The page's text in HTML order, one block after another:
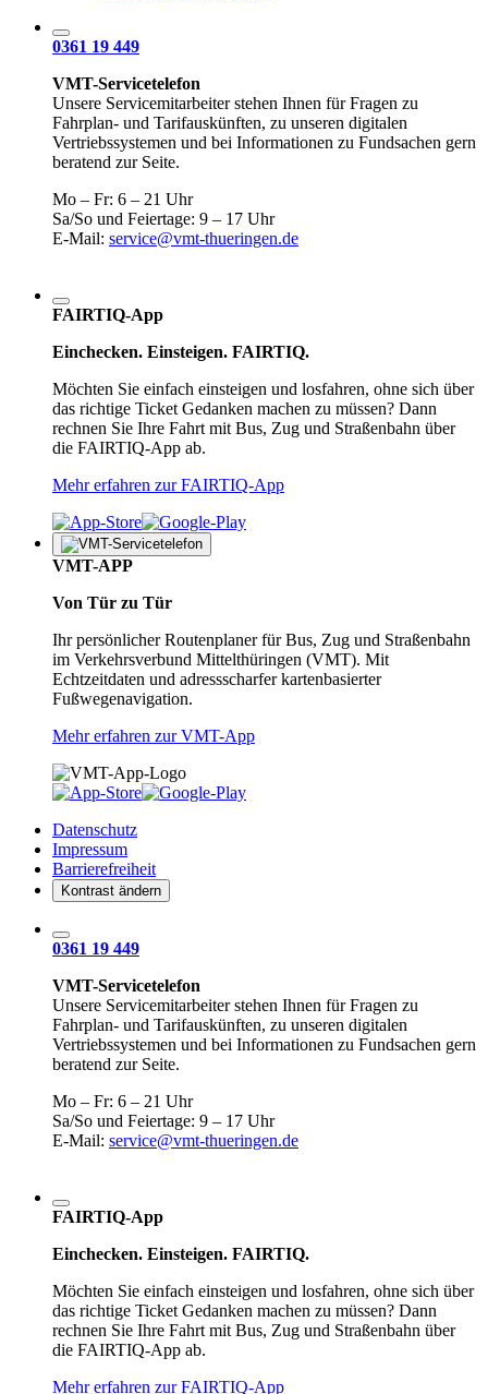
0361 19 449
VMT-Servicetelefon
Unsere Servicemitarbeiter stehen Ihnen für Fragen zu
Fahrplan- und Tarifauskünften, zu unseren digitalen
Vertriebssystemen und bei Informationen zu Fundsachen gern
beratend zur Seite.
Mo – Fr: 6 – 21 Uhr
Sa/So und Feiertage: 9 – 17 Uhr
E-Mail: service@vmt-thueringen.de
FAIRTIQ-App
Einchecken. Einsteigen. FAIRTIQ.
Möchten Sie einfach einsteigen und losfahren, ohne sich über
das richtige Ticket Gedanken machen zu müssen? Dann
rechnen Sie Ihre Fahrt mit Bus, Zug und Straßenbahn über
die FAIRTIQ-App ab.
Mehr erfahren zur FAIRTIQ-App
VMT-APP
Von Tür zu Tür
Ihr persönlicher Routenplaner für Bus, Zug und Straßenbahn
im Verkehrsverbund Mittelthüringen (VMT). Mit
Echtzeitdaten und adressscharfer kartenbasierter
Fußwegenavigation.
Mehr erfahren zur VMT-App
Datenschutz
Impressum
Barrierefreiheit
Kontrast ändern
0361 19 449
VMT-Servicetelefon
Unsere Servicemitarbeiter stehen Ihnen für Fragen zu
Fahrplan- und Tarifauskünften, zu unseren digitalen
Vertriebssystemen und bei Informationen zu Fundsachen gern
beratend zur Seite.
Mo – Fr: 6 – 21 Uhr
Sa/So und Feiertage: 9 – 17 Uhr
E-Mail: service@vmt-thueringen.de
FAIRTIQ-App
Einchecken. Einsteigen. FAIRTIQ.
Möchten Sie einfach einsteigen und losfahren, ohne sich über
das richtige Ticket Gedanken machen zu müssen? Dann
rechnen Sie Ihre Fahrt mit Bus, Zug und Straßenbahn über
die FAIRTIQ-App ab.
Mehr erfahren zur FAIRTIQ-App